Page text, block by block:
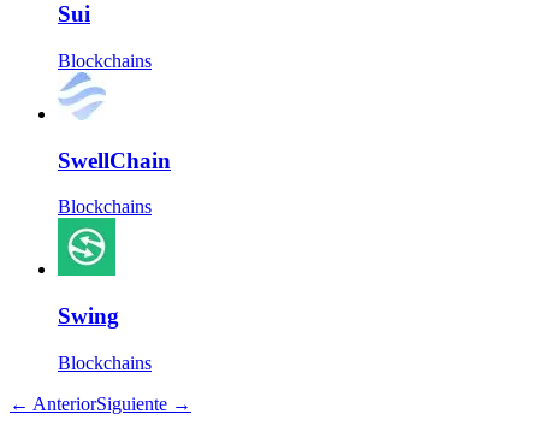
Sui
Blockchains
SwellChain
Blockchains
Swing
Blockchains
← AnteriorSiguiente →